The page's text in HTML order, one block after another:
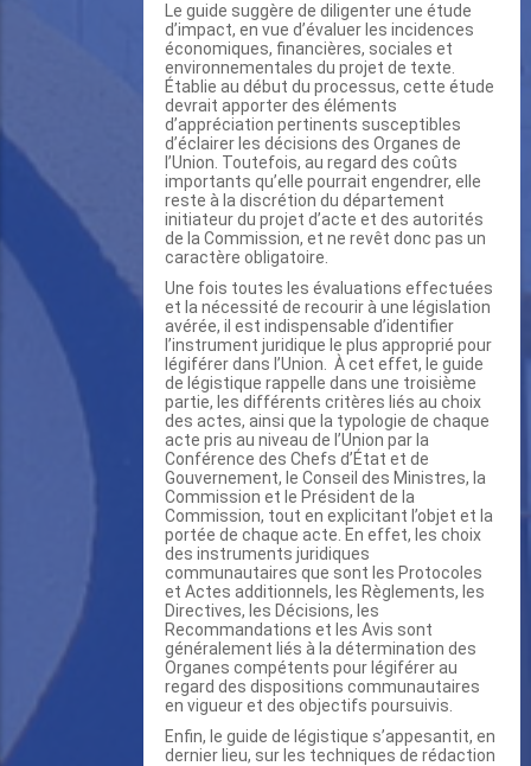
Le guide suggère de diligenter une étude
d’impact, en vue d’évaluer les incidences
économiques, financières, sociales et
environnementales du projet de texte.
Établie au début du processus, cette étude
devrait apporter des éléments
d’appréciation pertinents susceptibles
d’éclairer les décisions des Organes de
l’Union. Toutefois, au regard des coûts
importants qu’elle pourrait engendrer, elle
reste à la discrétion du département
initiateur du projet d’acte et des autorités
de la Commission, et ne revêt donc pas un
caractère obligatoire.
Une fois toutes les évaluations effectuées
et la nécessité de recourir à une législation
avérée, il est indispensable d’identifier
l’instrument juridique le plus approprié pour
légiférer dans l’Union. À cet effet, le guide
de légistique rappelle dans une troisième
partie, les différents critères liés au choix
des actes, ainsi que la typologie de chaque
acte pris au niveau de l’Union par la
Conférence des Chefs d’État et de
Gouvernement, le Conseil des Ministres, la
Commission et le Président de la
Commission, tout en explicitant l’objet et la
portée de chaque acte. En effet, les choix
des instruments juridiques
communautaires que sont les Protocoles
et Actes additionnels, les Règlements, les
Directives, les Décisions, les
Recommandations et les Avis sont
généralement liés à la détermination des
Organes compétents pour légiférer au
regard des dispositions communautaires
en vigueur et des objectifs poursuivis.
Enfin, le guide de légistique s’appesantit, en
dernier lieu, sur les techniques de rédaction